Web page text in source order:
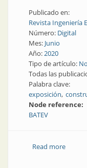
Publicado en:
Revista Ingeniería
Número: Digital
Mes: Junio
Año:2020
Tipo de artículo:
Todas las
Palabra clave:
exposición
Node reference:
BATEV
Read moreabout